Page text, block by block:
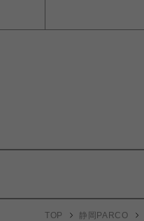
TOP 静岡PARCO